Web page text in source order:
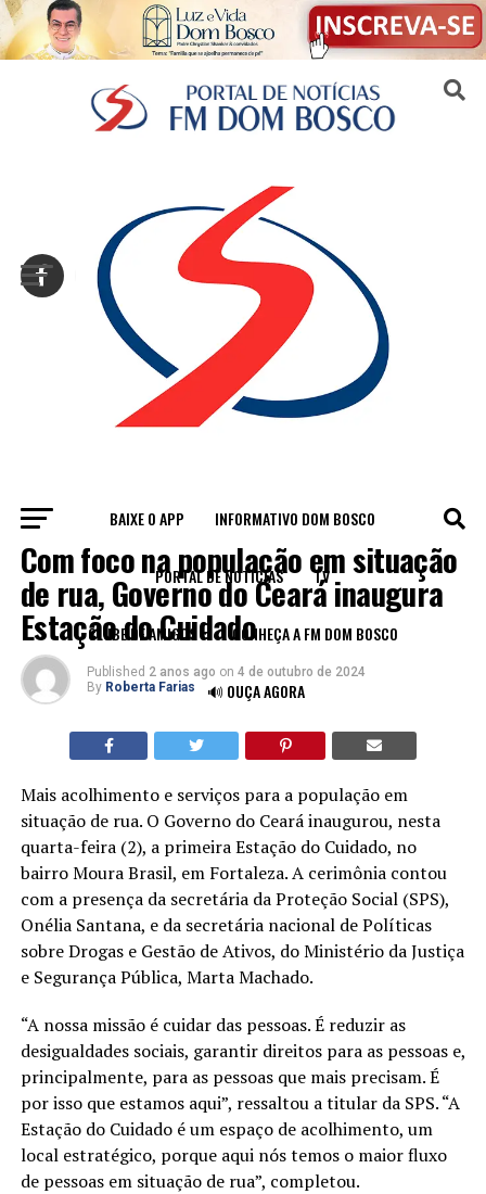
BAIXE O APP INFORMATIVO DOM BOSCO
PORTAL DE NOTÍCIAS TV
CLUBE DE AMIGOS CONHEÇA A FM DOM BOSCO
🔊 OUÇA AGORA
CEARÁ
Com foco na população em situação
de rua, Governo do Ceará inaugura
Estação do Cuidado
Published 2 anos ago on 4 de outubro de 2024
By Roberta Farias
Mais acolhimento e serviços para a população em
situação de rua. O Governo do Ceará inaugurou, nesta
quarta-feira (2), a primeira Estação do Cuidado, no
bairro Moura Brasil, em Fortaleza. A cerimônia contou
com a presença da secretária da Proteção Social (SPS),
Onélia Santana, e da secretária nacional de Políticas
sobre Drogas e Gestão de Ativos, do Ministério da Justiça
e Segurança Pública, Marta Machado.
“A nossa missão é cuidar das pessoas. É reduzir as
desigualdades sociais, garantir direitos para as pessoas e,
principalmente, para as pessoas que mais precisam. É
por isso que estamos aqui”, ressaltou a titular da SPS. “A
Estação do Cuidado é um espaço de acolhimento, um
local estratégico, porque aqui nós temos o maior fluxo
de pessoas em situação de rua”, completou.
Sair da versão mobile